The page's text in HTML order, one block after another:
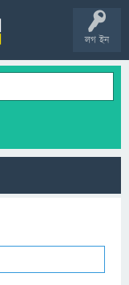
লগ ইন